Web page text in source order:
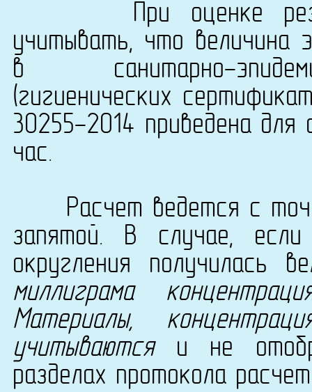
При оценке
учитывать, что величина
в санитарно-
(гигиенических
30255-2014 приведена для
час.
Расчет ведется с
запятой. В случае,
округления получилась
миллиграма
Материалы,
учитываютсяи не
разделах протокола